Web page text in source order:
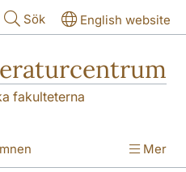
Sök English website
fakulteterna
Mer